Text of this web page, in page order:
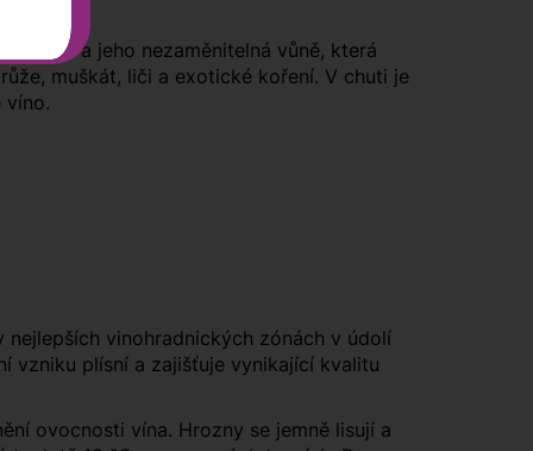
barvu a jeho nezaměnitelná vůně, která
muškát, liči a exotické koření. V chuti je
víno.
vinohradnických zónách v údolí
vzniku plísní a zajišťuje vynikající kvalitu
ovocnosti vína. Hrozny se jemně lisují a